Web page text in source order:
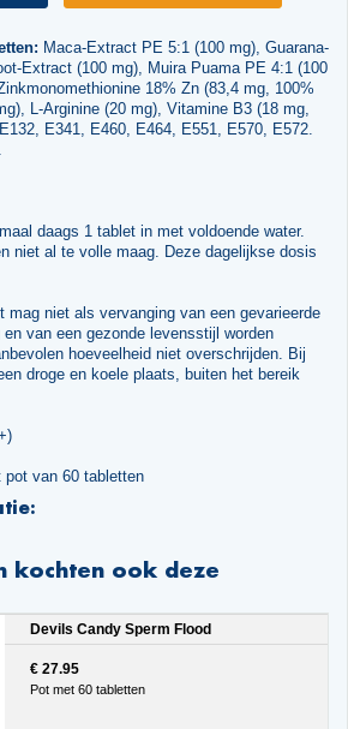
Maca-Extract PE 5:1 (100 mg), Guarana-
Extract (100 mg), Muira Puama PE 4:1 (100
18% Zn (83,4 mg, 100%
L-Arginine (20 mg), Vitamine B3 (18 mg,
E341, E460, E464, E551, E570, E572.
daags 1 tablet in met voldoende water.
niet al te volle maag. Deze dagelijkse dosis
mag niet als vervanging van een gevarieerde
van een gezonde levensstijl worden
hoeveelheid niet overschrijden. Bij
droge en koele plaats, buiten het bereik
pot van 60 tabletten
kochten ook deze
Devils Candy Sperm Flood
€ 27.95
Pot met 60 tabletten